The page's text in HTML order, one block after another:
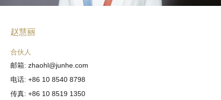
赵慧丽
合伙人
邮箱: zhaohl@junhe.com
电话: +86 10 8540 8798
传真: +86 10 8519 1350